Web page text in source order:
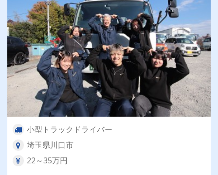
小型トラックドライバー
埼玉県川口市
22～35万円